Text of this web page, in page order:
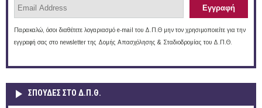
Παρακαλώ, όσοι διαθέτετε λογαριασμό e-mail του Δ.Π.Θ μην τον χρησιμοποιείτε για την
εγγραφή σας στο newsletter της Δομής Απασχόλησης & Σταδιοδρομίας του Δ.Π.Θ.
ΣΠΟΥΔΈΣ ΣΤΟ Δ.Π.Θ.